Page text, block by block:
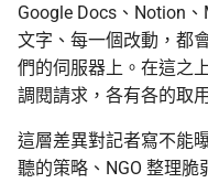
Google Docs、Notion
文字、每一個改動，都
們的伺服器上。在這之
調閱請求，各有各的取
這層差異對記者寫不能
聽的策略、NGO 整理